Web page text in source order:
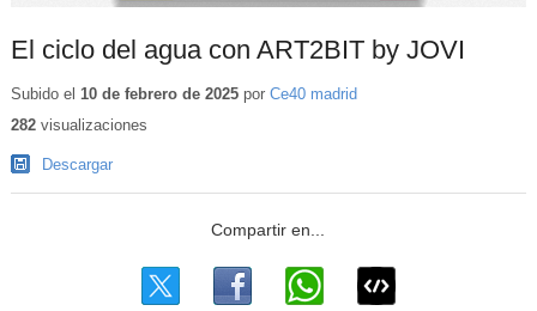
El ciclo del agua con ART2BIT by JOVI
Subido el 10 de febrero de 2025por Ce40 madrid
282visualizaciones
Descargar